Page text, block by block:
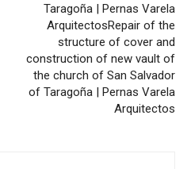
Taragoña | Pernas Varela
ArquitectosRepair of the
structure of cover and
construction of new vault of
the church of San Salvador
of Taragoña | Pernas Varela
Arquitectos